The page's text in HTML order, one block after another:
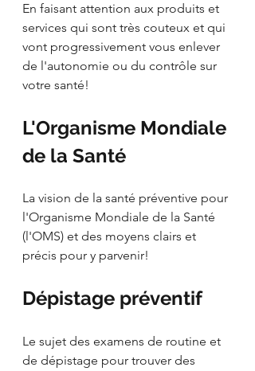
En faisant attention aux produits et
services qui sont très couteux et qui
vont progressivement vous enlever
de l'autonomie ou du contrôle sur
votre santé!
L'Organisme Mondiale
de la Santé
La vision de la santé préventive pour
l'Organisme Mondiale de la Santé
(l'OMS) et des moyens clairs et
précis pour y parvenir!
Dépistage préventif
Le sujet des examens de routine et
de dépistage pour trouver des